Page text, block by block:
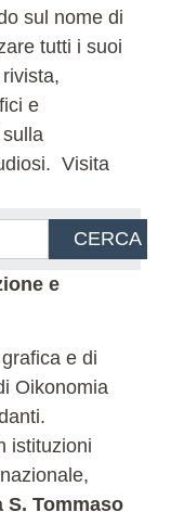
sul nome di
tutti i suoi
e
Visita
CERCA
e
e di
Oikonomia
istituzioni
Tommaso